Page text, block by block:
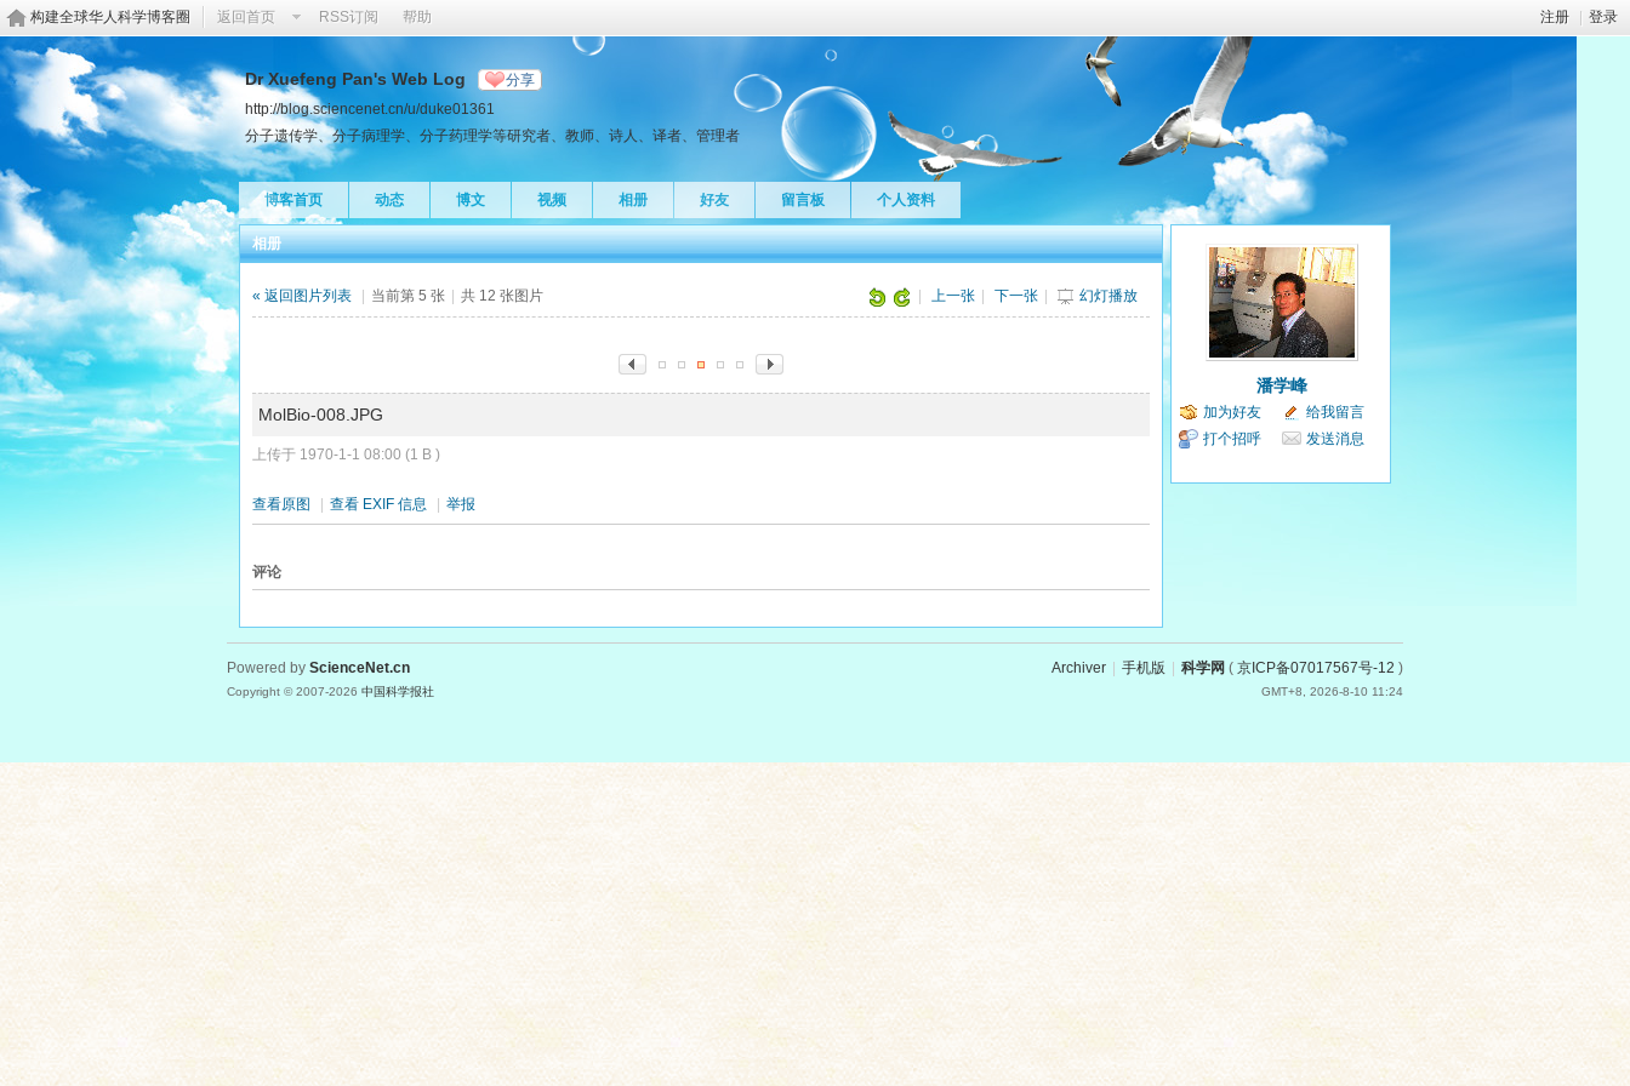
注册 登录
构建全球华人科学博客圈 返回首页 RSS订阅 帮助
Dr Xuefeng Pan's Web Log 分享
http://blog.sciencenet.cn/u/duke01361
分子遗传学、分子病理学、分子药理学等研究者、教师、诗人、译者、管理者
博客首页 动态 博文 视频 相册 好友 留言板 个人资料
相册
上一张 下一张 幻灯播放
« 返回图片列表 当前第 5 张 共 12 张图片
MolBio-008.JPG
上传于 1970-1-1 08:00 (1 B )
查看原图 查看 EXIF 信息 举报
评论
潘学峰
加为好友
给我留言
打个招呼
发送消息
Archiver 手机版 科学网 ( 京ICP备07017567号-12 )
GMT+8, 2026-8-10 11:24
Powered by ScienceNet.cn
Copyright © 2007-2026 中国科学报社